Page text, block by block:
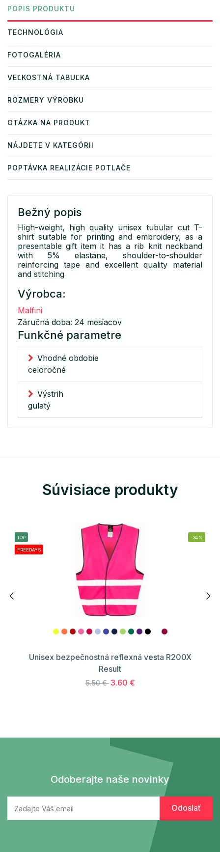
POPIS PRODUKTU
TECHNOLÓGIA
FOTOGALÉRIA
VEĽKOSTNÁ TABUĽKA
ROZMERY VÝROBKU
OTÁZKA NA PRODUKT
NÁJDETE V KATEGÓRII
POPTÁVKA REALIZÁCIE POTLAČE
Bežný popis
High-weight, high quality unisex tubular cut T-
shirt suitable for printing and embroidery, as a
presentable gift item it has a rib knit neckband
with 5% elastane, shoulder-to-shoulder
reinforcing tape and excellent quality material
and stitching
Výrobca:
Malfini
Záručná doba: 24 mesiacov
Funkčné parametre
Vhodné obdobie
celoročné
Výstrih
gulatý
Súvisiace produkty
TOP
FREEDAYS
-34%
Unisex bezpečnostná reflexná vesta R200X
Result
5.50 € 3.60 €
Odoberajte naše novinky